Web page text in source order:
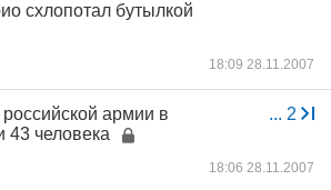
схлопотал бутылкой
18:09 28.11.2007
... 2
армии в
43 человека
18:06 28.11.2007